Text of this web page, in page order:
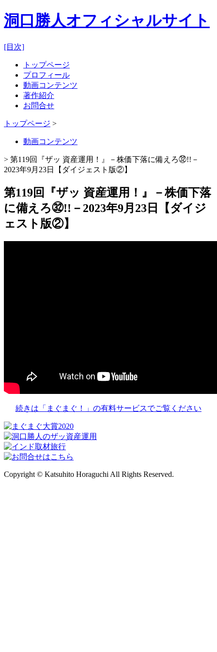
洞口勝人オフィシャルサイト
[目次]
トップページ
プロフィール
動画コンテンツ
著作紹介
お問合せ
トップページ >
動画コンテンツ
> 第119回『ザッ 資産運用！』－株価下落に備えろ㉜!!－
2023年9月23日【ダイジェスト版②】
第119回『ザッ 資産運用！』－株価下落
に備えろ㉜!!－2023年9月23日【ダイジ
ェスト版②】
続きは「まぐまぐ！」の有料サービスでご覧ください
Copyright © Katsuhito Horaguchi All Rights Reserved.